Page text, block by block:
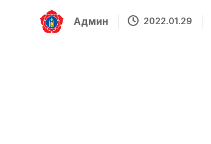
Админ 2022.01.29